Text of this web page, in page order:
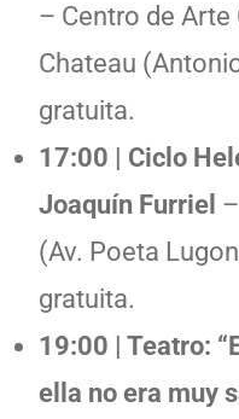
– Centro de
Chateau
gratuita.
17:00 | Ciclo
Joaquín Furriel
(Av. Poeta
gratuita.
19:00 | Teatro:
ella no era muy